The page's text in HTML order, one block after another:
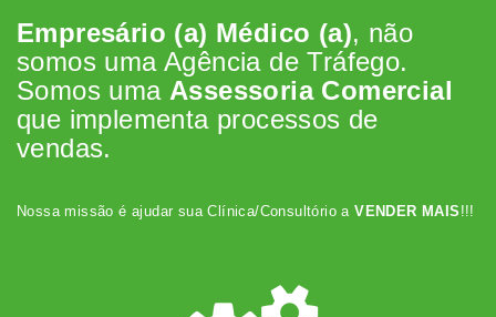
Empresário (a) Médico (a), não
somos uma Agência de Tráfego.
Somos uma Assessoria Comercial
que implementa processos de
vendas.
Nossa missão é ajudar sua Clínica/Consultório aVENDER MAIS !!!